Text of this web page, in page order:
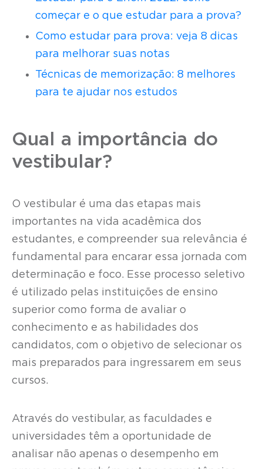
começar e o que estudar para a prova?
Como estudar para prova: veja 8 dicas
para melhorar suas notas
Técnicas de memorização: 8 melhores
para te ajudar nos estudos
Qual a importância do
vestibular?
O vestibular é uma das etapas mais
importantes na vida acadêmica dos
estudantes, e compreender sua relevância é
fundamental para encarar essa jornada com
determinação e foco. Esse processo seletivo
é utilizado pelas instituições de ensino
superior como forma de avaliar o
conhecimento e as habilidades dos
candidatos, com o objetivo de selecionar os
mais preparados para ingressarem em seus
cursos.
Através do vestibular, as faculdades e
universidades têm a oportunidade de
analisar não apenas o desempenho em